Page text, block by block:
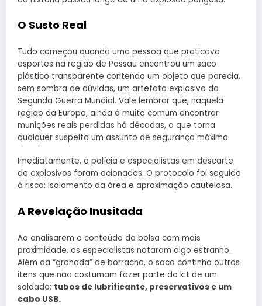
O Susto Real
Tudo começou quando uma pessoa que praticava
esportes na região de Passau encontrou um saco
plástico transparente contendo um objeto que parecia,
sem sombra de dúvidas, um artefato explosivo da
Segunda Guerra Mundial. Vale lembrar que, naquela
região da Europa, ainda é muito comum encontrar
munições reais perdidas há décadas, o que torna
qualquer suspeita um assunto de segurança máxima.
Imediatamente, a polícia e especialistas em descarte
de explosivos foram acionados. O protocolo foi seguido
à risca: isolamento da área e aproximação cautelosa.
A Revelação Inusitada
Ao analisarem o conteúdo da bolsa com mais
proximidade, os especialistas notaram algo estranho.
Além da “granada” de borracha, o saco continha outros
itens que não costumam fazer parte do kit de um
soldado: tubos de lubrificante, preservativos e um
cabo USB.